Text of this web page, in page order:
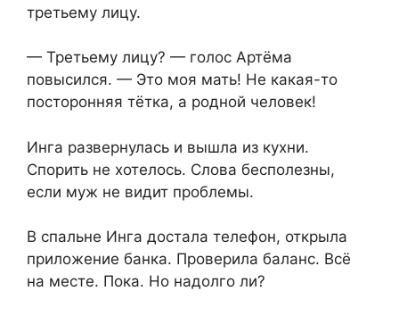
третьему лицу.
— Третьему лицу? — голос Артёма
повысился. — Это моя мать! Не какая-то
посторонняя тётка, а родной человек!
Инга развернулась и вышла из кухни.
Спорить не хотелось. Слова бесполезны,
если муж не видит проблемы.
В спальне Инга достала телефон, открыла
приложение банка. Проверила баланс. Всё
на месте. Пока. Но надолго ли?